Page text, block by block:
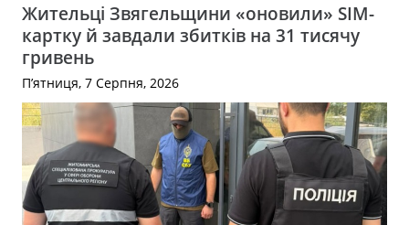
Жительці Звягельщини «оновили» SIM-
картку й завдали збитків на 31 тисячу
гривень
П’ятниця, 7 Серпня, 2026